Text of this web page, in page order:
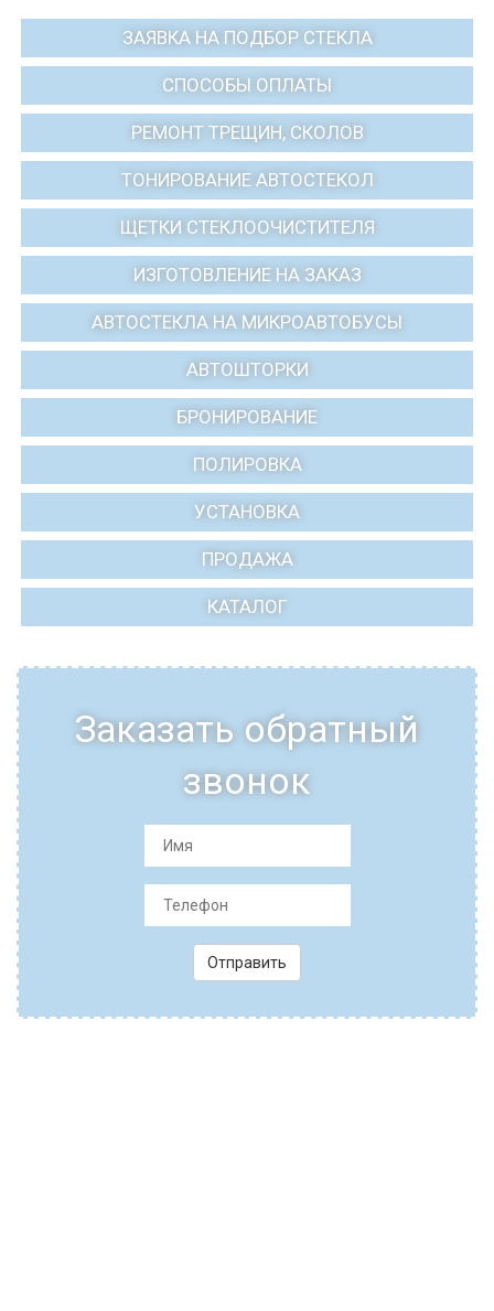
ЗАЯВКА НА ПОДБОР СТЕКЛА
СПОСОБЫ ОПЛАТЫ
РЕМОНТ ТРЕЩИН, СКОЛОВ
ТОНИРОВАНИЕ АВТОСТЕКОЛ
ЩЕТКИ СТЕКЛООЧИСТИТЕЛЯ
ИЗГОТОВЛЕНИЕ НА ЗАКАЗ
АВТОСТЕКЛА НА МИКРОАВТОБУСЫ
АВТОШТОРКИ
БРОНИРОВАНИЕ
ПОЛИРОВКА
УСТАНОВКА
ПРОДАЖА
КАТАЛОГ
Заказать обратный
звонок
Отправить